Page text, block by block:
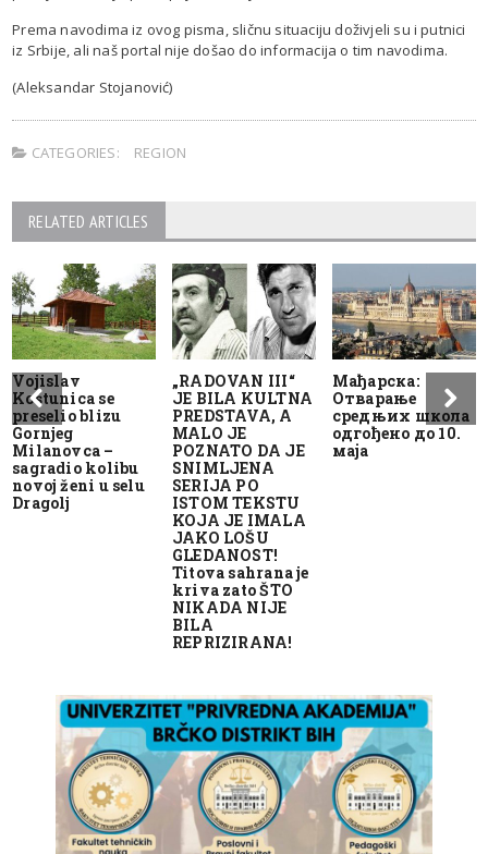
Prema navodima iz ovog pisma, sličnu situaciju doživjeli su i putnici
iz Srbije, ali naš portal nije došao do informacija o tim navodima.
(Aleksandar Stojanović)
CATEGORIES: REGION
RELATED ARTICLES
Vojislav
Koštunica se
preselio blizu
Gornjeg
Milanovca –
sagradio kolibu
novoj ženi u selu
Dragolj
„RADOVAN III“
JE BILA KULTNA
PREDSTAVA, A
MALO JE
POZNATO DA JE
SNIMLJENA
SERIJA PO
ISTOM TEKSTU
KOJA JE IMALA
JAKO LOŠU
GLEDANOST!
Titova sahrana je
kriva zato ŠTO
NIKADA NIJE
BILA
REPRIZIRANA!
Мађарска:
Отварање
средњих школа
одгођено до 10.
маја